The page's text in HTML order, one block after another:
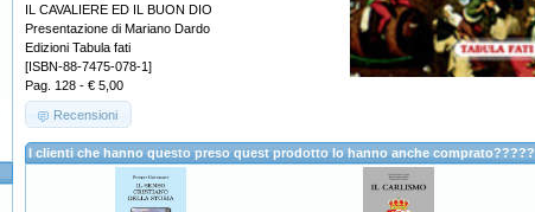
IL CAVALIERE ED IL BUON DIO
Presentazione di Mariano Dardo
Edizioni Tabula fati
[ISBN-88-7475-078-1]
Pag. 128 - € 5,00
Recensioni
I clienti che hanno questo preso quest prodotto lo hanno anche comprato?????